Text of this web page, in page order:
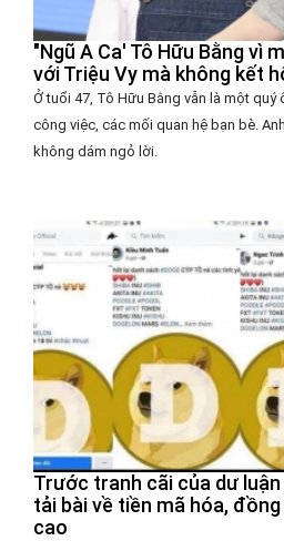
"Ngũ A Ca' Tô Hữu Bằng vì
với Triệu Vy mà không kết
Ở tuổi 47, Tô Hữu Bằng vẫn là một
công việc, các mối quan hệ bạn bè.
không dám ngỏ lời.
Trước tranh cãi của dư
tải bài về tiền mã hóa,
cao